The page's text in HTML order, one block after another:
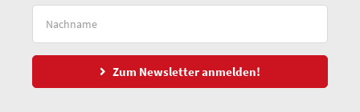
Zum Newsletter anmelden!